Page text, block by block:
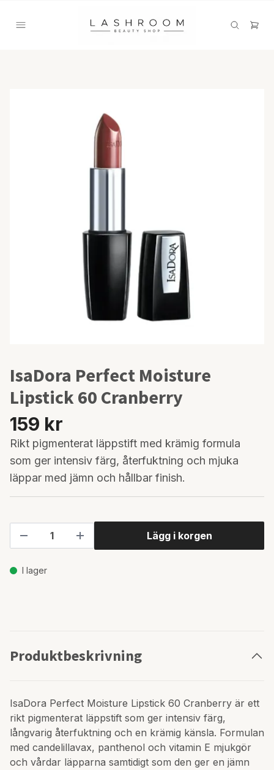
IsaDora Perfect Moisture
Lipstick 60 Cranberry
159 kr
Rikt pigmenterat läppstift med krämig formula
som ger intensiv färg, återfuktning och mjuka
läppar med jämn och hållbar finish.
Lägg i korgen
I lager
Produktbeskrivning
IsaDora Perfect Moisture Lipstick 60 Cranberry är ett
rikt pigmenterat läppstift som ger intensiv färg,
långvarig återfuktning och en krämig känsla. Formulan
med candelillavax, panthenol och vitamin E mjukgör
och vårdar läpparna samtidigt som den ger en jämn